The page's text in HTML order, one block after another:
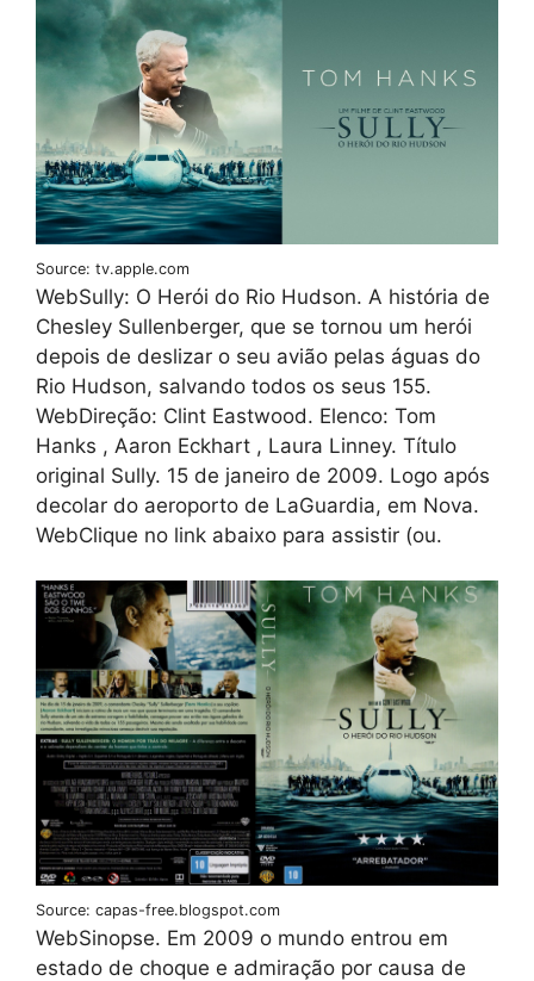
Source: tv.apple.com
WebSully: O Herói do Rio Hudson. A história de
Chesley Sullenberger, que se tornou um herói
depois de deslizar o seu avião pelas águas do
Rio Hudson, salvando todos os seus 155.
WebDireção: Clint Eastwood. Elenco: Tom
Hanks , Aaron Eckhart , Laura Linney. Título
original Sully. 15 de janeiro de 2009. Logo após
decolar do aeroporto de LaGuardia, em Nova.
WebClique no link abaixo para assistir (ou.
Source: capas-free.blogspot.com
WebSinopse. Em 2009 o mundo entrou em
estado de choque e admiração por causa de